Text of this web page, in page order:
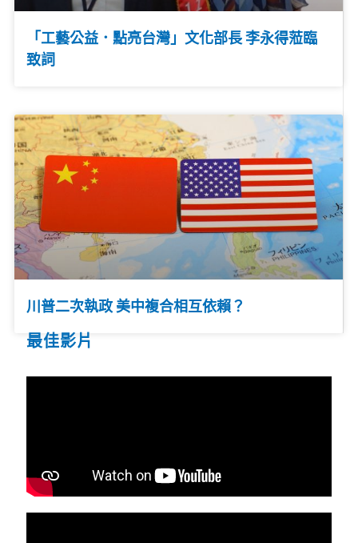
「工藝公益．點亮台灣」文化部長 李永得蒞臨
致詞
川普二次執政 美中複合相互依賴？
最佳影片